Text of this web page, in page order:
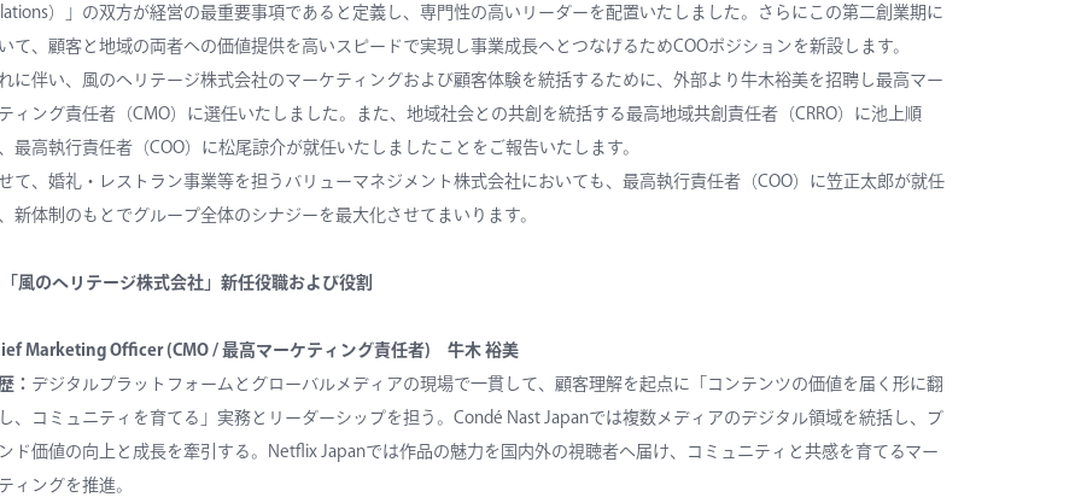
）」の双方が経営の最重要事項であると定義し、専門性の高いリーダーを配置いたしました。さらにこの第二創業期に
て、顧客と地域の両者への価値提供を高いスピードで実現し事業成長へとつなげるためCOOポジションを新設します。
に伴い、風のヘリテージ株式会社のマーケティングおよび顧客体験を統括するために、外部より牛木裕美を招聘し最高マー
ィング責任者（CMO）に選任いたしました。また、地域社会との共創を統括する最高地域共創責任者（CRRO）に池上順
最高執行責任者（COO）に松尾諒介が就任いたしましたことをご報告いたします。
て、婚礼・レストラン事業等を担うバリューマネジメント株式会社においても、最高執行責任者（COO）に笠正太郎が就任
新体制のもとでグループ全体のシナジーを最大化させてまいります。
「風のヘリテージ株式会社」新任役職および役割
Marketing Officer (CMO / 最高マーケティング責任者)
牛木 裕美
： デジタルプラットフォームとグローバルメディアの現場で一貫して、顧客理解を起点に「コンテンツの価値を届く形に翻
、コミュニティを育てる」実務とリーダーシップを担う。Condé Nast Japanでは複数メディアのデジタル領域を統括し、ブ
ド価値の向上と成長を牽引する。Netflix Japanでは作品の魅力を国内外の視聴者へ届け、コミュニティと共感を育てるマー
ィングを推進。